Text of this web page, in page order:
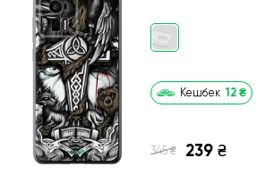
Кешбек 12 ₴
345 ₴ 239 ₴